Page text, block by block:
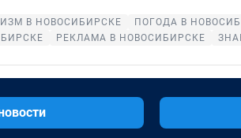
В НОВОСИБИРСКЕ ПОГОДА В
РЕКЛАМА В НОВОСИБИРСКЕ